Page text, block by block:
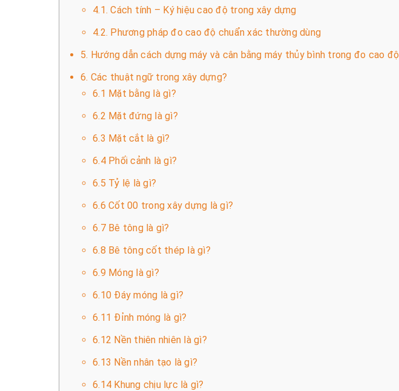
4.1. Cách tính – Ký hiệu cao độ trong xây dựng
4.2. Phương pháp đo cao độ chuẩn xác thường dùng
5. Hướng dẫn cách dựng máy và cân bằng máy thủy bình trong đo cao độ
6. Các thuật ngữ trong xây dựng?
6.1 Mặt bằng là gì?
6.2 Mặt đứng là gì?
6.3 Mặt cắt là gì?
6.4 Phối cảnh là gì?
6.5 Tỷ lệ là gì?
6.6 Cốt 00 trong xây dựng là gì?
6.7 Bê tông là gì?
6.8 Bê tông cốt thép là gì?
6.9 Móng là gì?
6.10 Đáy móng là gì?
6.11 Đỉnh móng là gì?
6.12 Nền thiên nhiên là gì?
6.13 Nền nhân tạo là gì?
6.14 Khung chịu lực là gì?